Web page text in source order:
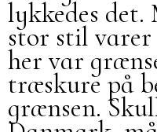
lykkedes det.
stor stil varer
her var
træskure på
grænsen.